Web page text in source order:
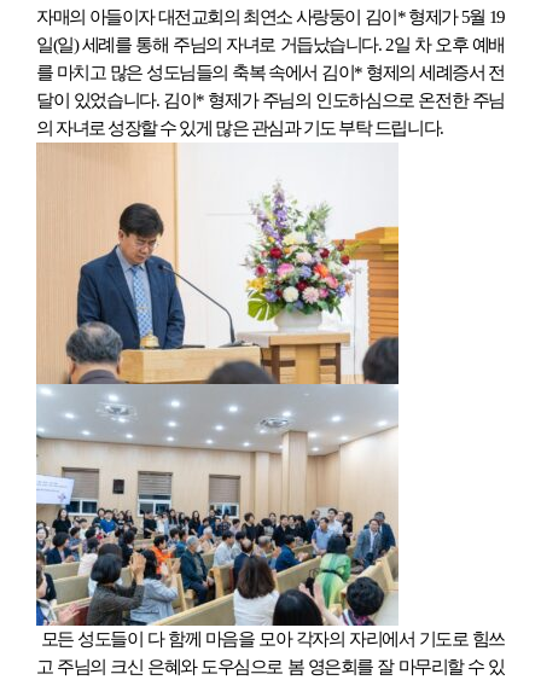
자매의 아들이자 대전교회의 최연소 사랑둥이 김이* 형제가 5월 19
일(일) 세례를 통해 주님의 자녀로 거듭났습니다. 2일 차 오후 예배
를 마치고 많은 성도님들의 축복 속에서 김이* 형제의 세례증서 전
달이 있었습니다. 김이* 형제가 주님의 인도하심으로 온전한 주님
의 자녀로 성장할 수 있게 많은 관심과 기도 부탁 드립니다.
모든 성도들이 다 함께 마음을 모아 각자의 자리에서 기도로 힘쓰
고 주님의 크신 은혜와 도우심으로 봄 영은회를 잘 마무리할 수 있